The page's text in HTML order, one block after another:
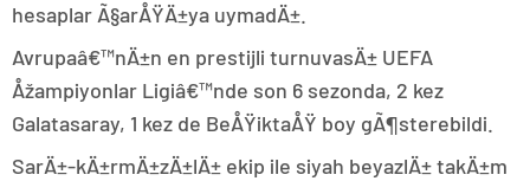
hesaplar Ã§arÅŸÄ±ya uymadÄ±.
Avrupaâ€™nÄ±n en prestijli turnuvasÄ± UEFA
Åžampiyonlar Ligiâ€™nde son 6 sezonda, 2 kez
Galatasaray, 1 kez de BeÅŸiktaÅŸ boy gÃ¶sterebildi.
SarÄ±-kÄ±rmÄ±zÄ±lÄ± ekip ile siyah beyazlÄ± takÄ±m